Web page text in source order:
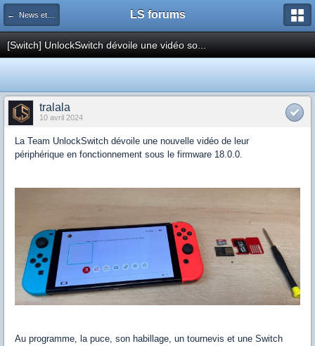
← News et actualités postées sur LS LS forums
[Switch] UnlockSwitch dévoile une vidéo so...
tralala
10 avril 2024
La Team UnlockSwitch dévoile une nouvelle vidéo de leur
périphérique en fonctionnement sous le firmware 18.0.0.
Au programme, la puce, son habillage, un tournevis et une Switch